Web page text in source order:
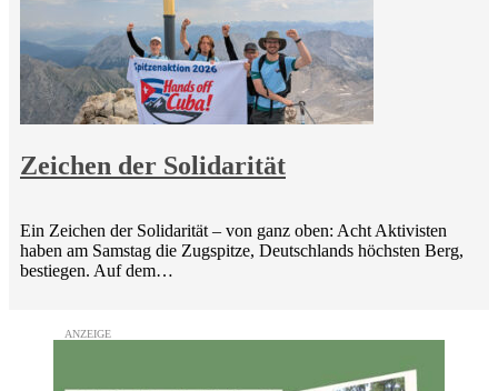
Zeichen der Solidarität
Ein Zeichen der Solidarität – von ganz oben: Acht Aktivisten
haben am Samstag die Zugspitze, Deutschlands höchsten Berg,
bestiegen. Auf dem…